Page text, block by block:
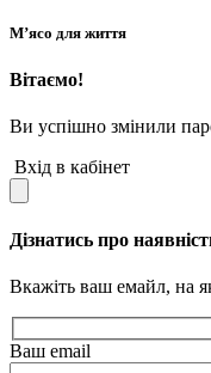
М’ясо для життя
Вітаємо!
Ви успішно змінили
Вхід в кабінет
Дізнатись про
Вкажіть ваш емайл, на
Ваш email